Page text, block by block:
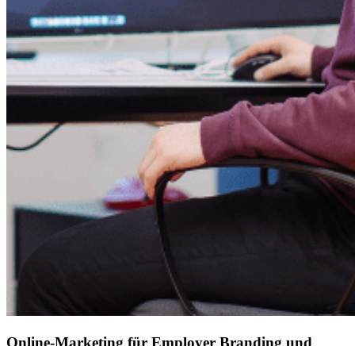
Online-Marketing für Employer Branding und